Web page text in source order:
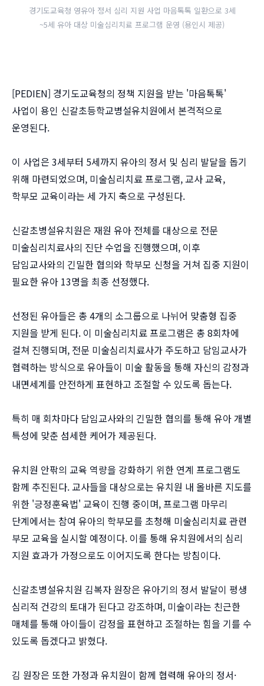
경기도교육청 영유아 정서 심리 지원 사업 마음톡톡 일환으로 3세
~5세 유아 대상 미술심리치료 프로그램 운영 (용인시 제공)
[PEDIEN] 경기도교육청의 정책 지원을 받는 '마음톡톡'
사업이 용인 신갈초등학교병설유치원에서 본격적으로
운영된다.
이 사업은 3세부터 5세까지 유아의 정서 및 심리 발달을 돕기
위해 마련되었으며, 미술심리치료 프로그램, 교사 교육,
학부모 교육이라는 세 가지 축으로 구성된다.
신갈초병설유치원은 재원 유아 전체를 대상으로 전문
미술심리치료사의 진단 수업을 진행했으며, 이후
담임교사와의 긴밀한 협의와 학부모 신청을 거쳐 집중 지원이
필요한 유아 13명을 최종 선정했다.
선정된 유아들은 총 4개의 소그룹으로 나뉘어 맞춤형 집중
지원을 받게 된다. 이 미술심리치료 프로그램은 총 8회차에
걸쳐 진행되며, 전문 미술심리치료사가 주도하고 담임교사가
협력하는 방식으로 유아들이 미술 활동을 통해 자신의 감정과
내면세계를 안전하게 표현하고 조절할 수 있도록 돕는다.
특히 매 회차마다 담임교사와의 긴밀한 협의를 통해 유아 개별
특성에 맞춘 섬세한 케어가 제공된다.
유치원 안팎의 교육 역량을 강화하기 위한 연계 프로그램도
함께 추진된다. 교사들을 대상으로는 유치원 내 올바른 지도를
위한 '긍정훈육법' 교육이 진행 중이며, 프로그램 마무리
단계에서는 참여 유아의 학부모를 초청해 미술심리치료 관련
부모 교육을 실시할 예정이다. 이를 통해 유치원에서의 심리
지원 효과가 가정으로도 이어지도록 한다는 방침이다.
신갈초병설유치원 김복자 원장은 유아기의 정서 발달이 평생
심리적 건강의 토대가 된다고 강조하며, 미술이라는 친근한
매체를 통해 아이들이 감정을 표현하고 조절하는 힘을 기를 수
있도록 돕겠다고 밝혔다.
김 원장은 또한 가정과 유치원이 함께 협력해 유아의 정서·